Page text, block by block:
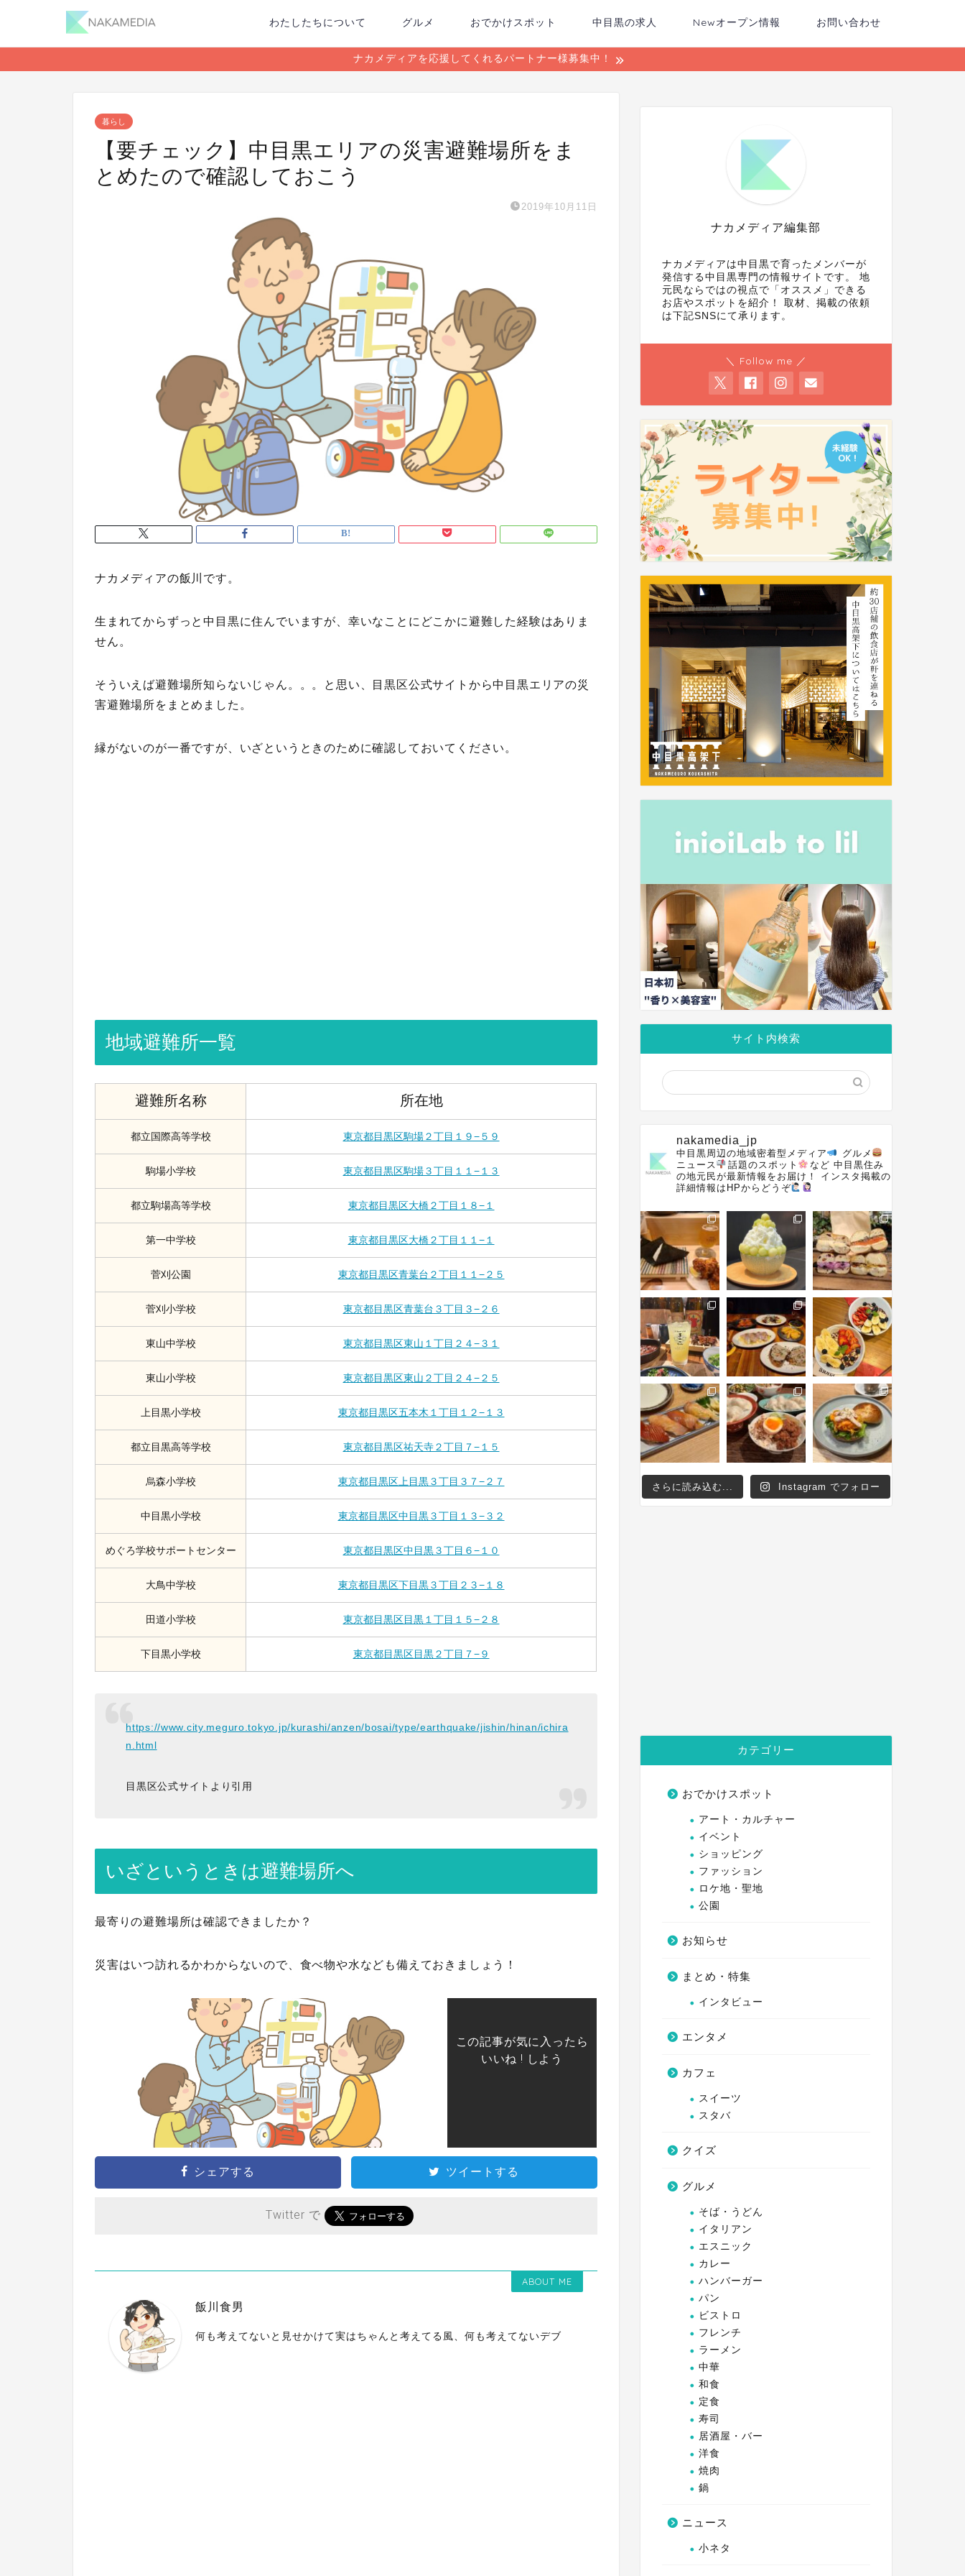
わたしたちについて グルメ おでかけスポット 中目黒の求人 Newオープン情報 お問い合わせ
ナカメディアを応援してくれるパートナー様募集中！
暮らし
【要チェック】中目黒エリアの災害避難場所をま
とめたので確認しておこう
2019年10月11日
ナカメディアの飯川です。
生まれてからずっと中目黒に住んでいますが、幸いなことにどこかに避難した経験はありま
せん。
そういえば避難場所知らないじゃん。。。と思い、目黒区公式サイトから中目黒エリアの災
害避難場所をまとめました。
縁がないのが一番ですが、いざというときのために確認しておいてください。
地域避難所一覧
避難所名称 所在地
都立国際高等学校 東京都目黒区駒場２丁目１９−５９
駒場小学校 東京都目黒区駒場３丁目１１−１３
都立駒場高等学校 東京都目黒区大橋２丁目１８−１
第一中学校 東京都目黒区大橋２丁目１１−１
菅刈公園 東京都目黒区青葉台２丁目１１−２５
菅刈小学校 東京都目黒区青葉台３丁目３−２６
東山中学校 東京都目黒区東山１丁目２４−３１
東山小学校 東京都目黒区東山２丁目２４−２５
上目黒小学校 東京都目黒区五本木１丁目１２−１３
都立目黒高等学校 東京都目黒区祐天寺２丁目７−１５
烏森小学校 東京都目黒区上目黒３丁目３７−２７
中目黒小学校 東京都目黒区中目黒３丁目１３−３２
めぐろ学校サポートセンター 東京都目黒区中目黒３丁目６−１０
大鳥中学校 東京都目黒区下目黒３丁目２３−１８
田道小学校 東京都目黒区目黒１丁目１５−２８
下目黒小学校 東京都目黒区目黒２丁目７−９
https://www.city.meguro.tokyo.jp/kurashi/anzen/bosai/type/earthquake/jishin/hinan/ichira
n.html
目黒区公式サイトより引用
いざというときは避難場所へ
最寄りの避難場所は確認できましたか？
災害はいつ訪れるかわからないので、食べ物や水なども備えておきましょう！
この記事が気に入ったら
いいね ! しよう
シェアする ツイートする
Twitter で
ABOUT ME
飯川食男
何も考えてないと見せかけて実はちゃんと考えてる風、何も考えてないデブ
ナカメディア編集部
ナカメディアは中目黒で育ったメンバーが
発信する中目黒専門の情報サイトです。 地
元民ならではの視点で「オススメ」できる
お店やスポットを紹介！ 取材、掲載の依頼
は下記SNSにて承ります。
＼ Follow me ／
サイト内検索
nakamedia_jp
中目黒周辺の地域密着型メディア
グルメ
ニュース
話題のスポット など 中目黒住み
の地元民が最新情報をお届け！
インスタ掲載の
詳細情報はHPからどうぞ
さらに読み込む... Instagram でフォロー
カテゴリー
おでかけスポット
アート・カルチャー
イベント
ショッピング
ファッション
ロケ地・聖地
公園
お知らせ
まとめ・特集
インタビュー
エンタメ
カフェ
スイーツ
スタバ
クイズ
グルメ
そば・うどん
イタリアン
エスニック
カレー
ハンバーガー
パン
ビストロ
フレンチ
ラーメン
中華
和食
定食
寿司
居酒屋・バー
洋食
焼肉
鍋
ニュース
小ネタ